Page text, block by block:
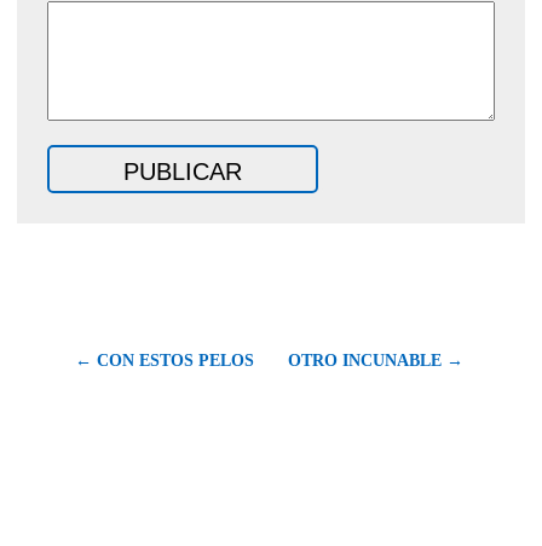
← CON ESTOS PELOS OTRO INCUNABLE →